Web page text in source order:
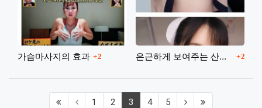
가슴마사지의 효과 댓글
2 은근하게 보여주는 산노미야 츠바키 댓글
2
(first) 1 2 3 (current)
4 5 (next)